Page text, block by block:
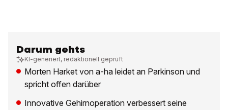
Darum gehts
KI-generiert, redaktionell geprüft
Morten Harket von a-ha leidet an Parkinson und
spricht offen darüber
Innovative Gehirnoperation verbessert seine